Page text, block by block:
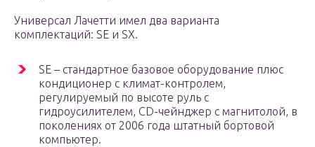
Универсал Лачетти имел два варианта
комплектаций: SE и SX.
SE – стандартное базовое оборудование плюс
кондиционер с климат-контролем,
регулируемый по высоте руль с
гидроусилителем, CD-чейнджер с магнитолой, в
поколениях от 2006 года штатный бортовой
компьютер.